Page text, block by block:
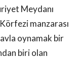
Meydanı
manzarası
oynamak bir
biri olan